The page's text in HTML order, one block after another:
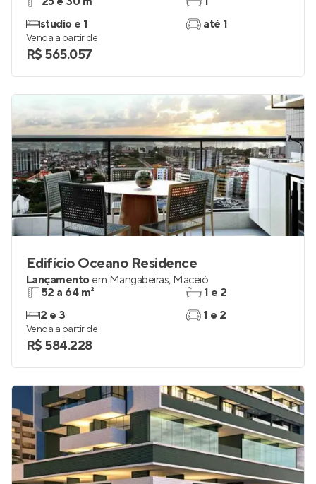
studio e 1
até 1
Venda a partir de
R$ 565.057
Edifício Oceano Residence
Lançamento em Mangabeiras, Maceió
52 a 64 m²
2 e 3
1 e 2
1 e 2
Venda a partir de
R$ 584.228